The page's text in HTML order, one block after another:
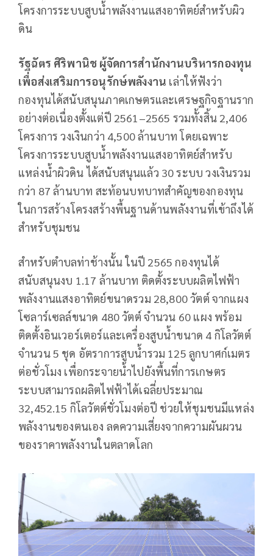
โครงการระบบสูบน้ำพลังงานแสงอาทิตย์สำหรับผิว
ดิน
รัฐฉัตร ศิริพานิช ผู้จัดการสำนักงานบริหารกองทุน
เพื่อส่งเสริมการอนุรักษ์พลังงาน เล่าให้ฟังว่า
กองทุนได้สนับสนุนภาคเกษตรและเศรษฐกิจฐานราก
อย่างต่อเนื่องตั้งแต่ปี 2561–2565 รวมทั้งสิ้น 2,406
โครงการ วงเงินกว่า 4,500 ล้านบาท โดยเฉพาะ
โครงการระบบสูบน้ำพลังงานแสงอาทิตย์สำหรับ
แหล่งน้ำผิวดิน ได้สนับสนุนแล้ว 30 ระบบ วงเงินรวม
กว่า 87 ล้านบาท สะท้อนบทบาทสำคัญของกองทุน
ในการสร้างโครงสร้างพื้นฐานด้านพลังงานที่เข้าถึงได้
สำหรับชุมชน
สำหรับตำบลท่าช้างนั้น ในปี 2565 กองทุนได้
สนับสนุนงบ 1.17 ล้านบาท ติดตั้งระบบผลิตไฟฟ้า
พลังงานแสงอาทิตย์ขนาดรวม 28,800 วัตต์ จากแผง
โซลาร์เซลล์ขนาด 480 วัตต์ จำนวน 60 แผง พร้อม
ติดตั้งอินเวอร์เตอร์และเครื่องสูบน้ำขนาด 4 กิโลวัตต์
จำนวน 5 ชุด อัตราการสูบน้ำรวม 125 ลูกบาศก์เมตร
ต่อชั่วโมง เพื่อกระจายน้ำไปยังพื้นที่การเกษตร
ระบบสามารถผลิตไฟฟ้าได้เฉลี่ยประมาณ
32,452.15 กิโลวัตต์ชั่วโมงต่อปี ช่วยให้ชุมชนมีแหล่ง
พลังงานของตนเอง ลดความเสี่ยงจากความผันผวน
ของราคาพลังงานในตลาดโลก